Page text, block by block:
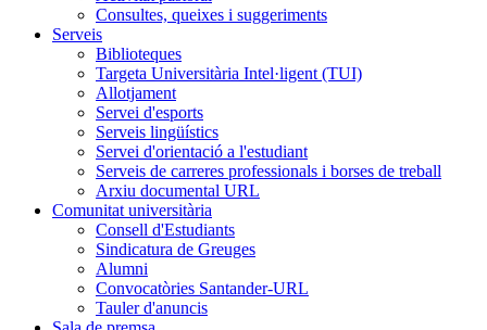
Consultes, queixes i suggeriments
Serveis
Biblioteques
Targeta Universitària Intel·ligent (TUI)
Allotjament
Servei d'esports
Serveis lingüístics
Servei d'orientació a l'estudiant
Serveis de carreres professionals i borses de treball
Arxiu documental URL
Comunitat universitària
Consell d'Estudiants
Sindicatura de Greuges
Alumni
Convocatòries Santander-URL
Tauler d'anuncis